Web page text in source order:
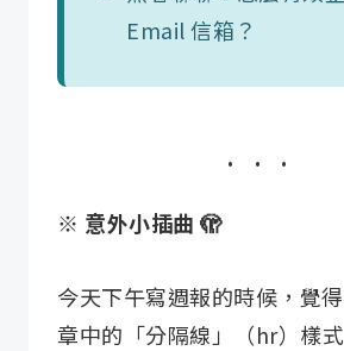
Email 信箱？
※ 意外小插曲 🫣
今天下午寫週報的時候，覺
章中的「分隔線」（hr）樣